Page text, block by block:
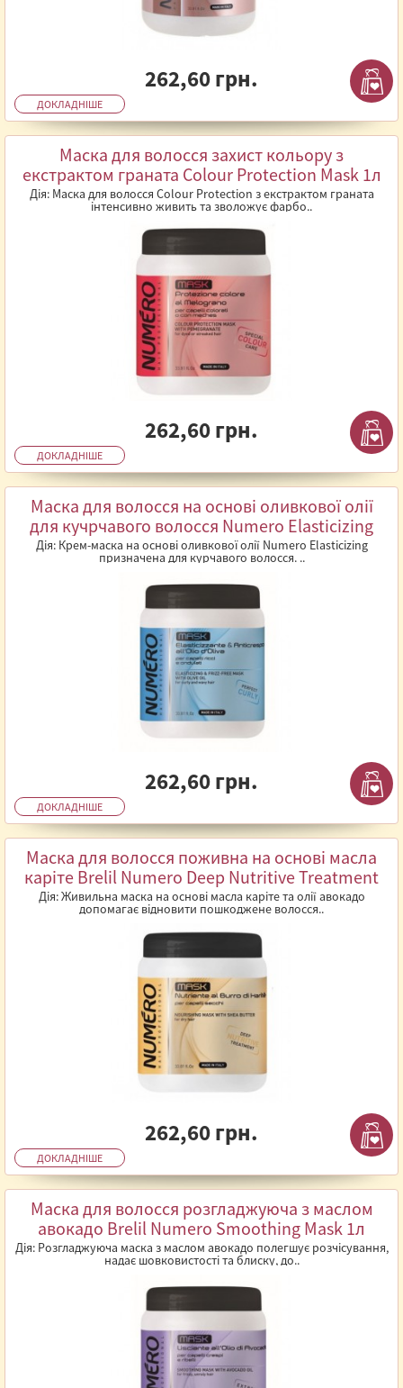
262,60 грн.
ДОКЛАДНІШЕ
Маска для волосся захист кольору з
екстрактом граната Colour Protection Mask 1л
Дія: Маска для волосся Colour Protection з екстрактом граната
інтенсивно живить та зволожує фарбо..
262,60 грн.
ДОКЛАДНІШЕ
Маска для волосся на основі оливкової олії
для кучрчавого волосся Numero Elasticizing
Mask 1л
Дія: Крем-маска на основі оливкової олії Numero Elasticizing
призначена для курчавого волосся. ..
262,60 грн.
ДОКЛАДНІШЕ
Маска для волосся поживна на основі масла
каріте Brelil Numero Deep Nutritive Treatment
Mask 1л
Дія: Живильна маска на основі масла каріте та олії авокадо
допомагає відновити пошкоджене волосся..
262,60 грн.
ДОКЛАДНІШЕ
Маска для волосся розгладжуюча з маслом
авокадо Brelil Numero Smoothing Mask 1л
Дія: Розгладжуюча маска з маслом авокадо полегшує розчісування,
надає шовковистості та блиску, до..